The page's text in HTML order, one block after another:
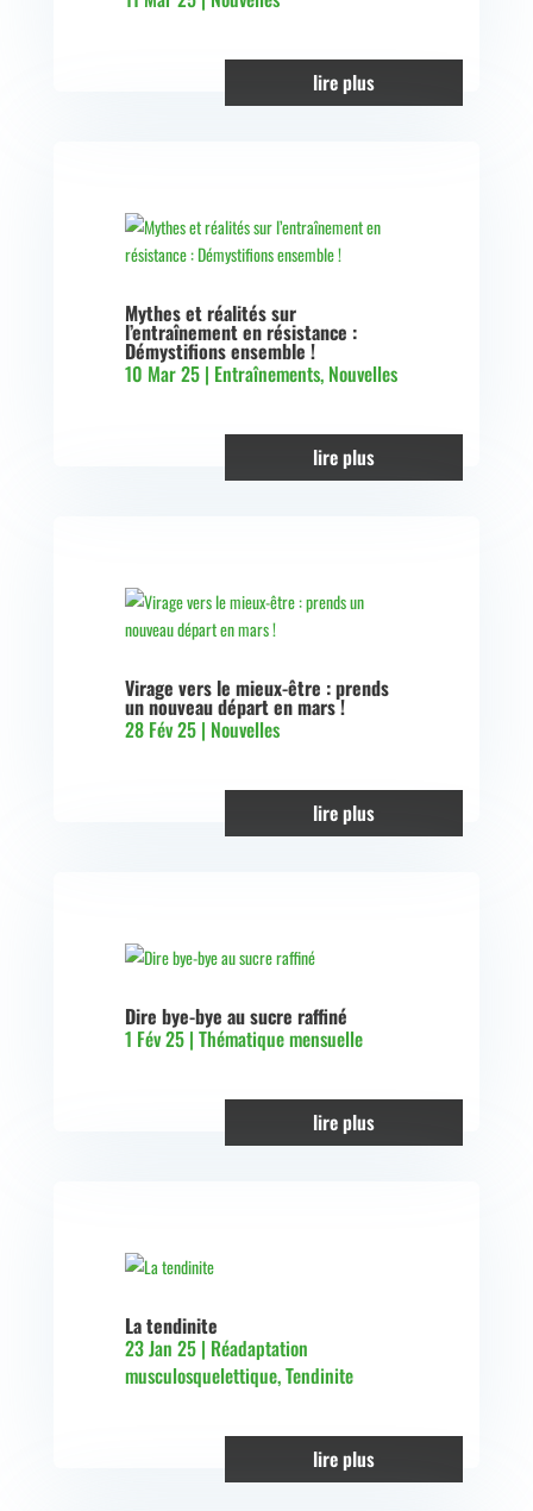
lire plus
Mythes et réalités sur
l’entraînement en résistance :
Démystifions ensemble !
10 Mar 25| Entraînements, Nouvelles
lire plus
Virage vers le mieux-être : prends
un nouveau départ en mars !
28 Fév 25| Nouvelles
lire plus
Dire bye-bye au sucre raffiné
1 Fév 25| Thématique mensuelle
lire plus
La tendinite
23 Jan 25| Réadaptation
musculosquelettique,Tendinite
lire plus